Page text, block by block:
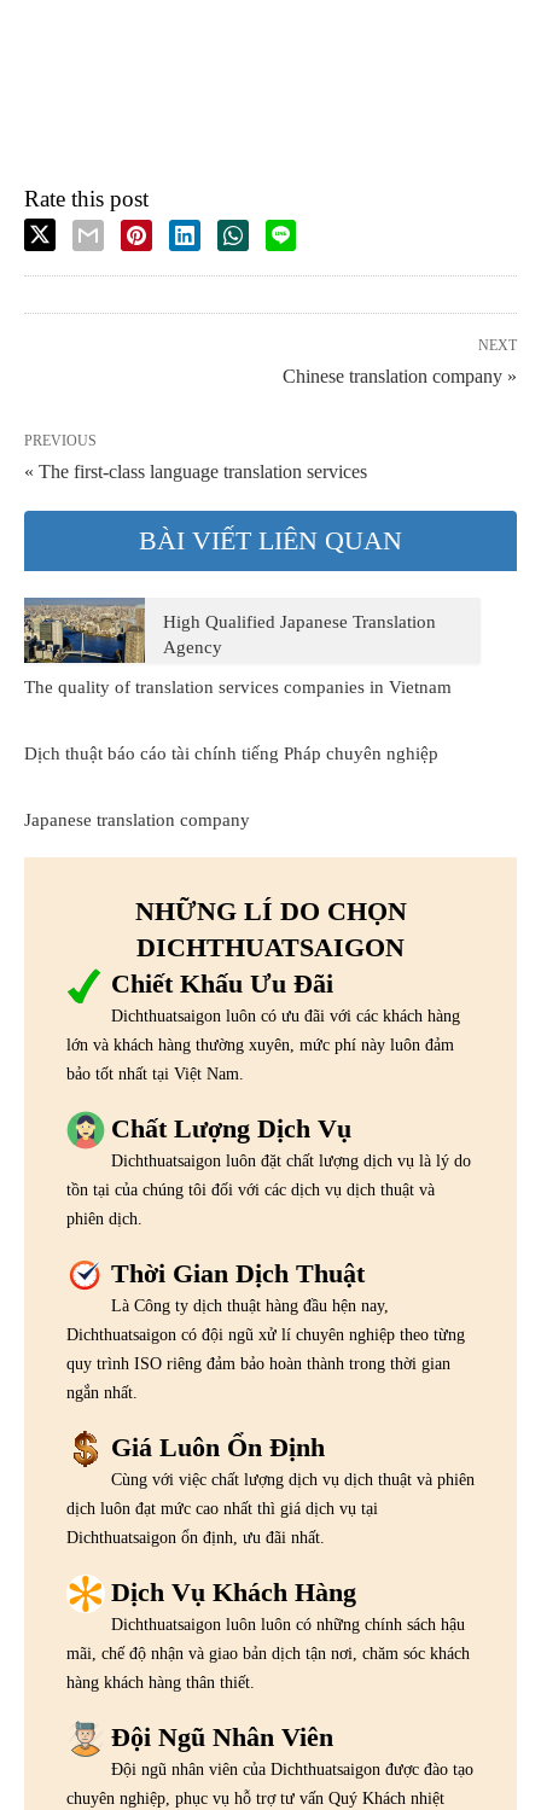
Rate this post
NEXT
Chinese translation company »
PREVIOUS
« The first-class language translation services
BÀI VIẾT LIÊN QUAN
High Qualified Japanese Translation
Agency
The quality of translation services companies in Vietnam
Dịch thuật báo cáo tài chính tiếng Pháp chuyên nghiệp
Japanese translation company
NHỮNG LÍ DO CHỌN
DICHTHUATSAIGON
Chiết Khấu Ưu Đãi
Dichthuatsaigon luôn có ưu đãi với các khách hàng
lớn và khách hàng thường xuyên, mức phí này luôn đảm
bảo tốt nhất tại Việt Nam.
Chất Lượng Dịch Vụ
Dichthuatsaigon luôn đặt chất lượng dịch vụ là lý do
tồn tại của chúng tôi đối với các dịch vụ dịch thuật và
phiên dịch.
Thời Gian Dịch Thuật
Là Công ty dịch thuật hàng đầu hện nay,
Dichthuatsaigon có đội ngũ xử lí chuyên nghiệp theo từng
quy trình ISO riêng đảm bảo hoàn thành trong thời gian
ngắn nhất.
Giá Luôn Ổn Định
Cùng với việc chất lượng dịch vụ dịch thuật và phiên
dịch luôn đạt mức cao nhất thì giá dịch vụ tại
Dichthuatsaigon ổn định, ưu đãi nhất.
Dịch Vụ Khách Hàng
Dichthuatsaigon luôn luôn có những chính sách hậu
mãi, chế độ nhận và giao bản dịch tận nơi, chăm sóc khách
hàng khách hàng thân thiết.
Đội Ngũ Nhân Viên
Đội ngũ nhân viên của Dichthuatsaigon được đào tạo
chuyên nghiệp, phục vụ hỗ trợ tư vấn Quý Khách nhiệt